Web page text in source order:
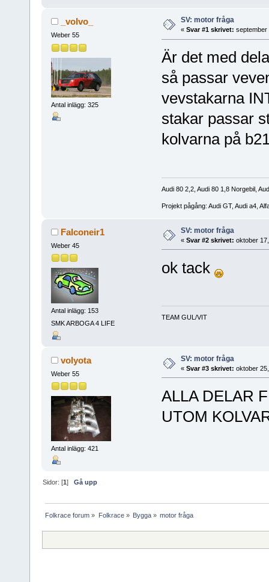
_volvo_
Weber 55
Antal inlägg: 325
SV: motor fråga
« Svar #1 skrivet: september
Är det med
så passar
vevstakarna
stakar passar
kolvarna på
Audi 80 2,2, Audi 80 1,8 Norgebil,
Projekt pågång: Audi GT, Audi a4,
Falconeir1
Weber 45
Antal inlägg: 153
SMK ARBOGA 4 LIFE
SV: motor fråga
« Svar #2 skrivet: oktober
ok tack
TEAM GUL/VIT
volyota
Weber 55
Antal inlägg: 421
SV: motor fråga
« Svar #3 skrivet: oktober
ALLA DELAR
UTOM
Sidor: [1]Gå upp
Folkrace forum » Folkrace» Bygga» motor fråga